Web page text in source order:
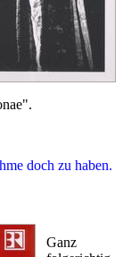
doch zu haben.
Ganz